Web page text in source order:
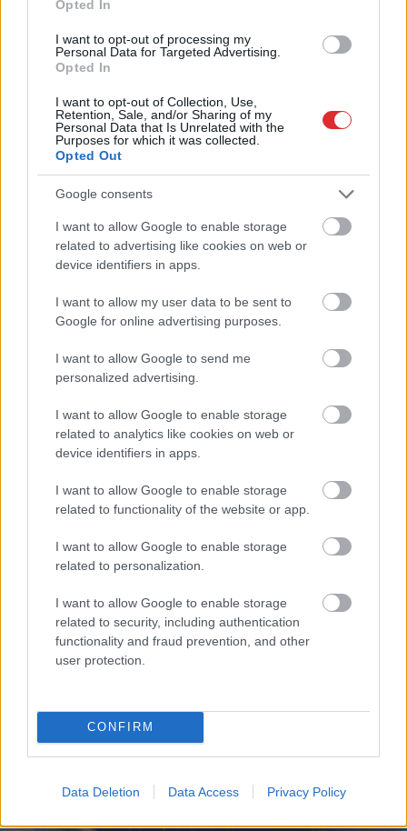
Opted In
I want to opt-out of processing my
Personal Data for Targeted Advertising.
Opted In
I want to opt-out of Collection, Use,
Retention, Sale, and/or Sharing of my
Personal Data that Is Unrelated with the
Purposes for which it was collected.
Opted Out
Google consents
I want to allow Google to enable storage
related to advertising like cookies on web or
device identifiers in apps.
I want to allow my user data to be sent to
Google for online advertising purposes.
I want to allow Google to send me
personalized advertising.
I want to allow Google to enable storage
related to analytics like cookies on web or
device identifiers in apps.
I want to allow Google to enable storage
related to functionality of the website or app.
I want to allow Google to enable storage
related to personalization.
I want to allow Google to enable storage
related to security, including authentication
functionality and fraud prevention, and other
user protection.
CONFIRM
Data Deletion Data Access Privacy Policy
Teju 1900 eiro mēnesī!
Viena ieslodzītā uzturēšana
Latvijā kļūst arvien
dārgāka
Ukrainānoslēgusies 40
dienu operācija.
Zelenskis norāda, ka ir
apmierināts un
zaudējumi esot
iespaidīgi
Šodienlaikapstākļi
neliks vilties! Gaiss
iesils līdz +25 grādiem
kg liekā svara? Tad
brokastis ir jāēd šajā
Degvielascenas var
nekristies vēl ilgi…
Ekonomikas ministrijā
pastāsta, kāds ir
tālākais rīcības plāns
Vai zem jūsu gultas ir
ūdens ādere?
Atcelt Ziņot